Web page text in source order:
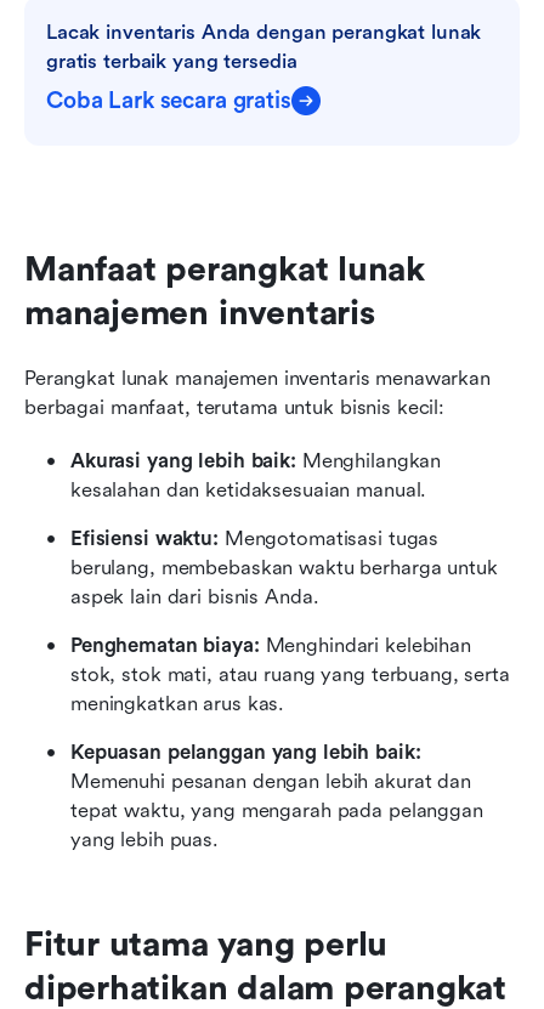
Lacak inventaris Anda dengan perangkat lunak
gratis terbaik yang tersedia
Coba Lark secara gratis
Manfaat perangkat lunak
manajemen inventaris
Perangkat lunak manajemen inventaris menawarkan
berbagai manfaat, terutama untuk bisnis kecil:
Akurasi yang lebih baik: Menghilangkan
kesalahan dan ketidaksesuaian manual.
Efisiensi waktu: Mengotomatisasi tugas
berulang, membebaskan waktu berharga untuk
aspek lain dari bisnis Anda.
Penghematan biaya: Menghindari kelebihan
stok, stok mati, atau ruang yang terbuang, serta
meningkatkan arus kas.
Kepuasan pelanggan yang lebih baik:
Memenuhi pesanan dengan lebih akurat dan
tepat waktu, yang mengarah pada pelanggan
yang lebih puas.
Fitur utama yang perlu
diperhatikan dalam perangkat